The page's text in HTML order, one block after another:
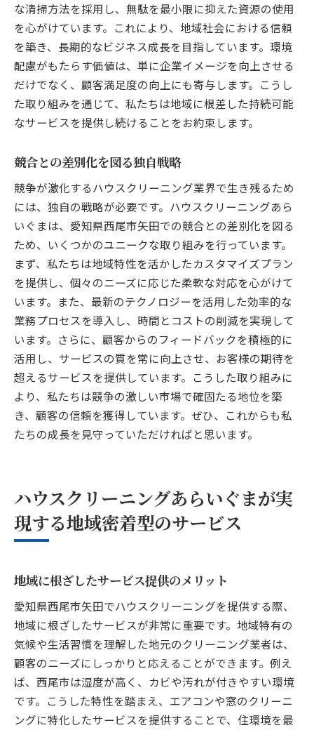
な清掃方法を採用し、無駄を最小限に抑えた資源の使用
を心がけています。これにより、地域社会における信頼
を築き、長期的なビジネス成長を目指しています。環境
配慮がもたらす価値は、単に企業イメージを向上させる
だけでなく、顧客満足度の向上にも寄与します。こうし
た取り組みを通じて、私たちは地域に根差した持続可能
なサービスを提供し続けることをお約束します。
競合との差別化を図る独自戦略
競争が激化するハウスクリーニング業界で生き残るため
には、独自の戦略が必要です。ハウスクリーニングあら
いぐまは、愛知県西尾市矢田での競合との差別化を図る
ため、いくつかのユニークな取り組みを行っています。
まず、私たちは地域特性を活かしたカスタマイズプラン
を提供し、個々のニーズに応じた柔軟な対応を心がけて
います。また、最新のテクノロジーを活用した効率的な
業務プロセスを導入し、時間とコストの削減を実現して
います。さらに、顧客からのフィードバックを積極的に
活用し、サービスの質を常に向上させ、お客様の期待を
超えるサービスを提供しています。こうした取り組みに
より、私たちは競争の激しい市場で確固たる地位を築
き、顧客の信頼を獲得しています。ぜひ、これからも私
たちの成長を見守っていただければと思います。
ハウスクリーニングあらいぐまが実
現する地域密着型のサービス
地域に根ざしたサービス提供のメリット
愛知県西尾市矢田でハウスクリーニングを提供する際、
地域に根ざしたサービスが非常に重要です。地域特有の
気候や生活習慣を理解した地元のクリーニング業者は、
顧客のニーズにしっかりと応えることができます。例え
ば、西尾市は湿度が高く、カビや汚れが付きやすい環境
です。こうした特性を踏まえ、エアコンや窓のクリーニ
ングに特化したサービスを提供することで、住環境を最